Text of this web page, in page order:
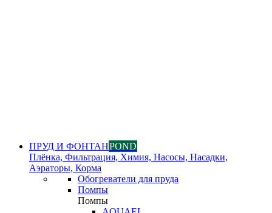
ПРУД И ФОНТАНPOND
Плёнка, Фильтрация, Химия, Насосы, Насадки,
Аэраторы, Корма
Обогреватели для пруда
Помпы
Помпы